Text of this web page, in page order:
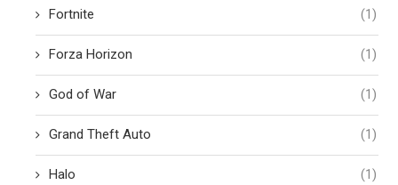
Fortnite (1)
Forza Horizon (1)
God of War (1)
Grand Theft Auto (1)
Halo (1)